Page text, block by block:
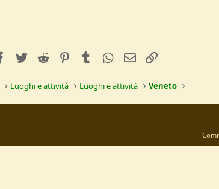
facebookTwitterReddit PinterestTumblrWhatsApp
e-mail
Luoghi e attività Luoghi e attività Veneto